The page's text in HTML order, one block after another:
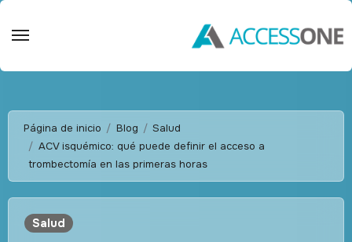
Página de inicio Blog
Salud
ACV isquémico: qué puede definir el acceso a
trombectomía en las primeras horas
Salud